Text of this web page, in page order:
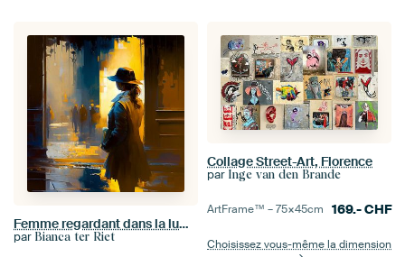
Femme regardant dans la lumière
par Bianca ter Riet
Collage Street-Art, Florence
par Inge van den Brande
ArtFrame™ –75×45cm 169.-CHF
Choisissez vous-même la dimension